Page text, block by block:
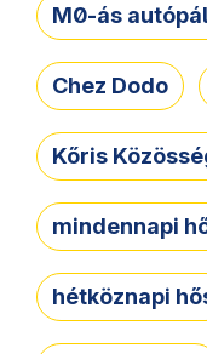
M0-ás
Chez Dodo
Kőris
mindennapi
hétköznapi